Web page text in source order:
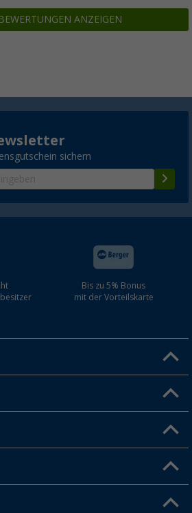
ANZEIGEN
sichern
Bis zu 5% Bonus
mit der Vorteilskarte